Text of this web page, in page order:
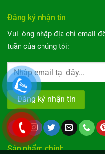
Đăng ký nhận tin
Vui lòng nhập địa chỉ email
tuần của chúng tôi:
Sản phẩm chính